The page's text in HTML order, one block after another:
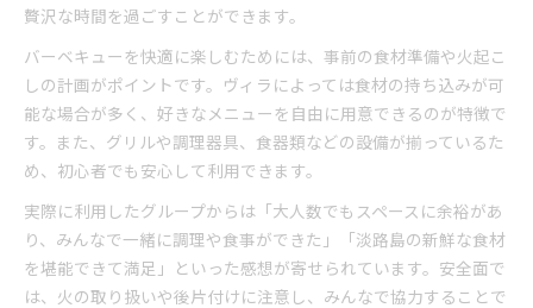
贅沢な時間を過ごすことができます。
バーベキューを快適に楽しむためには、事前の食材準備や火起こ
しの計画がポイントです。ヴィラによっては食材の持ち込みが可
能な場合が多く、好きなメニューを自由に用意できるのが特徴で
す。また、グリルや調理器具、食器類などの設備が揃っているた
め、初心者でも安心して利用できます。
実際に利用したグループからは「大人数でもスペースに余裕があ
り、みんなで一緒に調理や食事ができた」「淡路島の新鮮な食材
を堪能できて満足」といった感想が寄せられています。安全面で
は、火の取り扱いや後片付けに注意し、みんなで協力することで